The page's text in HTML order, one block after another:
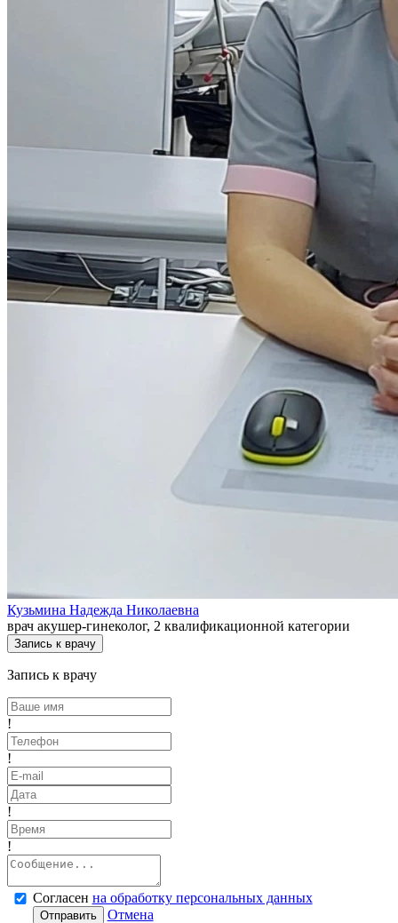
Кузьмина Надежда Николаевна
врач акушер-гинеколог, 2 квалификационной категории
Запись к врачу
Запись к врачу
!
!
!
!
Согласен на обработку персональных данных
Отправить Отмена